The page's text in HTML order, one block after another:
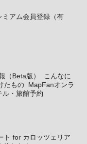
ミアム会員登録（有
（Beta版）
こんなに
たもの MapFanオンラ
ル・旅館予約
ト for カロッツェリア